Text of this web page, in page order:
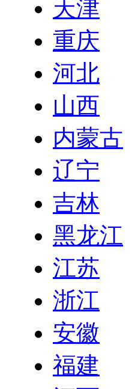
天津
重庆
河北
山西
内蒙古
辽宁
吉林
黑龙江
江苏
浙江
安徽
福建